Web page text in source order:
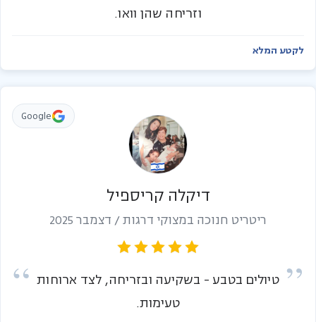
וזריחה שהן וואו.
לקטע המלא
דיקלה קריספיל
ריטריט חנוכה במצוקי דרגות / דצמבר 2025
Google
טיולים בטבע - בשקיעה ובזריחה, לצד ארוחות
טעימות.